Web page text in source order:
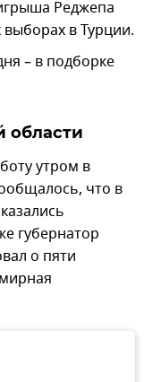
Реджепа
в Турции.
– в подборке
области
утром в
что в
губернатор
о пяти